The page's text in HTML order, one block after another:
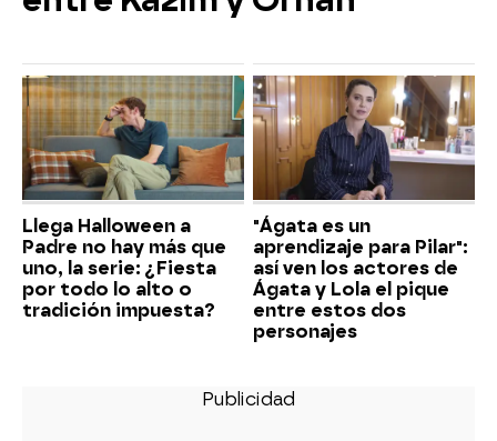
Llega Halloween a
Padre no hay más que
uno, la serie: ¿Fiesta
por todo lo alto o
tradición impuesta?
"Ágata es un
aprendizaje para Pilar":
así ven los actores de
Ágata y Lola el pique
entre estos dos
personajes